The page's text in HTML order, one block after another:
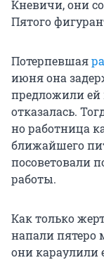
Кневичи, они
Пятого
Потерпевшая
июня она
предложили ей
отказалась.
но работница
ближайшего
посоветовали
работы.
Как только
напали пятеро
они караулили